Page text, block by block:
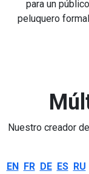
para un
peluquero
Nuestro creador
EN FR DE ES RU